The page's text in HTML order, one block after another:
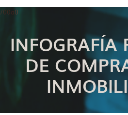
INFOGRAFÍA
DE